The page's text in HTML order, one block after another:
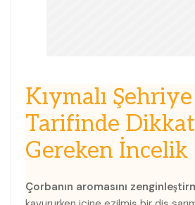
Kıymalı Şehriye
Tarifinde
Gereken İncelik
Çorbanın aromasını